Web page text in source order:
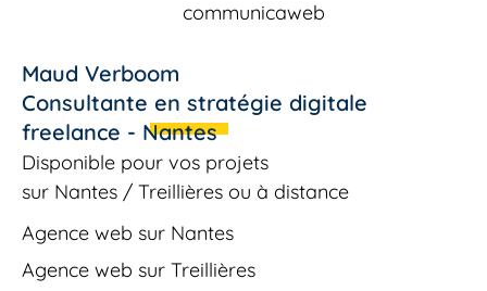
Maud Verboom
Consultante en stratégie digitale
freelance - Nantes
Disponible pour vos projets
sur Nantes / Treillières ou à distance
Agence web sur Nantes
Agence web sur Treillières